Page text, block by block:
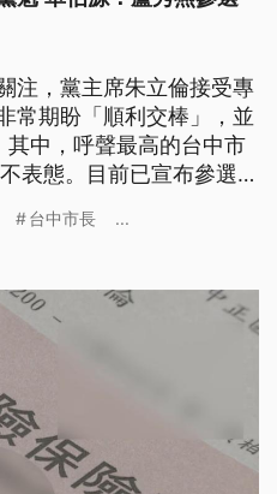
注，黨主席朱立倫接受專
常期盼「順利交棒」，並
中，呼聲最高的台中市
表態。目前已宣布參選黨
台中市長 ...